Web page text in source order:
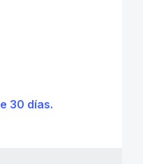
30 días.